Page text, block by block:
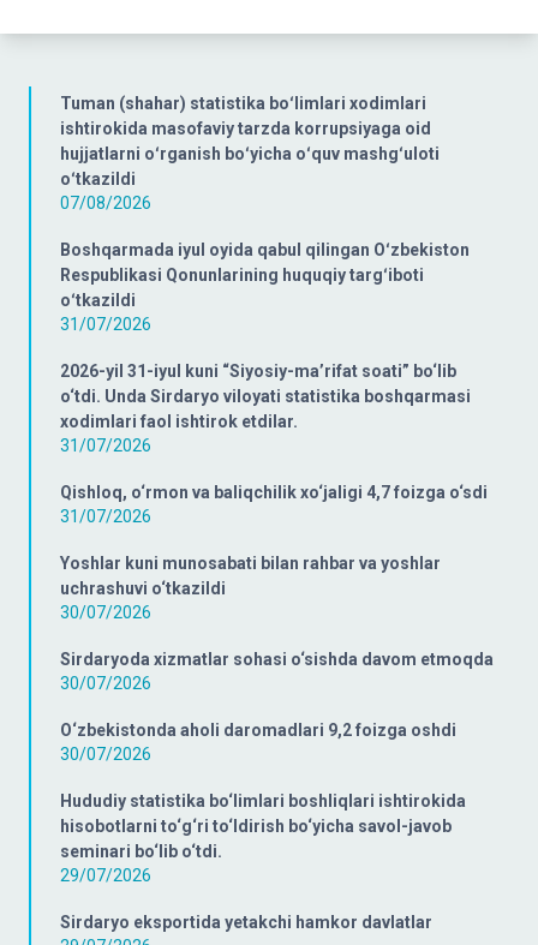
Tuman (shahar) statistika boʻlimlari xodimlari
ishtirokida masofaviy tarzda korrupsiyaga oid
hujjatlarni oʻrganish boʻyicha oʻquv mashgʻuloti
oʻtkazildi
07/08/2026
Boshqarmada iyul oyida qabul qilingan Oʻzbekiston
Respublikasi Qonunlarining huquqiy targʻiboti
oʻtkazildi
31/07/2026
2026-yil 31-iyul kuni “Siyosiy-ma’rifat soati” bo‘lib
o‘tdi. Unda Sirdaryo viloyati statistika boshqarmasi
xodimlari faol ishtirok etdilar.
31/07/2026
Qishloq, o‘rmon va baliqchilik xo‘jaligi 4,7 foizga o‘sdi
31/07/2026
Yoshlar kuni munosabati bilan rahbar va yoshlar
uchrashuvi o‘tkazildi
30/07/2026
Sirdaryoda xizmatlar sohasi o‘sishda davom etmoqda
30/07/2026
O‘zbekistonda aholi daromadlari 9,2 foizga oshdi
30/07/2026
Hududiy statistika bo‘limlari boshliqlari ishtirokida
hisobotlarni to‘g‘ri to‘ldirish bo‘yicha savol-javob
seminari bo‘lib o‘tdi.
29/07/2026
Sirdaryo eksportida yetakchi hamkor davlatlar